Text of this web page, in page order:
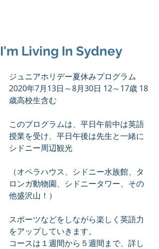
I'm Living In Sydney
ジュニアホリデー夏休みプログラム
2020年7月13日～8月30日 12～17歳 18
歳高校生含む
このプログラムは、平日午前中は英語
授業を受け、平日午後は先生と一緒に
シドニー周辺観光
（オペラハウス、シドニー水族館、タ
ロンガ動物園、シドニータワー、その
他盛沢山！）
スポーツなどをしながら楽しく英語力
をアップしていきます。
コースは１週間から５週間まで、詳し